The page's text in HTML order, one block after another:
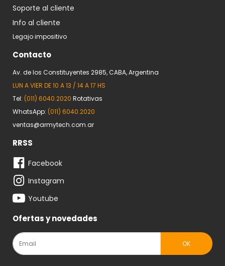
Soporte al cliente
Info al cliente
Legajo impositivo
Contacto
Av. de los Constituyentes 2985, CABA, Argentina
LUN A VIER DE 10 A 13 / 14 A 17 HS
Tel: (011) 6040.2020 Rotativas
WhatsApp: (011) 6040.2020
ventas@armytech.com.ar
RRSS
Facebook
Instagram
Youtube
Ofertas y novedades